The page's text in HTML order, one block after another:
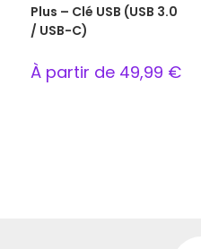
Plus – Clé USB (USB 3.0
/ USB-C)
À partir de 49,99 €